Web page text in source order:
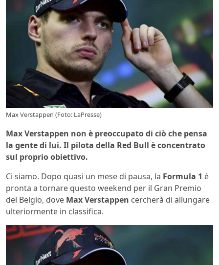
Max Verstappen (Foto: LaPresse)
Max Verstappen non è preoccupato di ciò che pensa
la gente di lui. Il pilota della Red Bull è concentrato
sul proprio obiettivo.
Ci siamo. Dopo quasi un mese di pausa, la Formula 1 è
pronta a tornare questo weekend per il Gran Premio
del Belgio, dove Max Verstappen cercherà di allungare
ulteriormente in classifica.